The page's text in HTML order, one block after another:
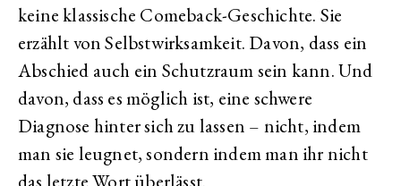
keine klassische Comeback-Geschichte. Sie
erzählt von Selbstwirksamkeit. Davon, dass ein
Abschied auch ein Schutzraum sein kann. Und
davon, dass es möglich ist, eine schwere
Diagnose hinter sich zu lassen – nicht, indem
man sie leugnet, sondern indem man ihr nicht
das letzte Wort überlässt.